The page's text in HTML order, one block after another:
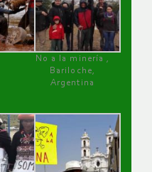
No a la minería ,
Bariloche,
Argentina